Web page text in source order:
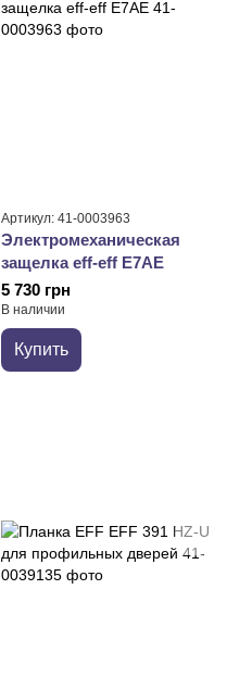
Артикул: 41-0003963
Электромеханическая
защелка eff-eff E7AE
5 730 грн
В наличии
Купить